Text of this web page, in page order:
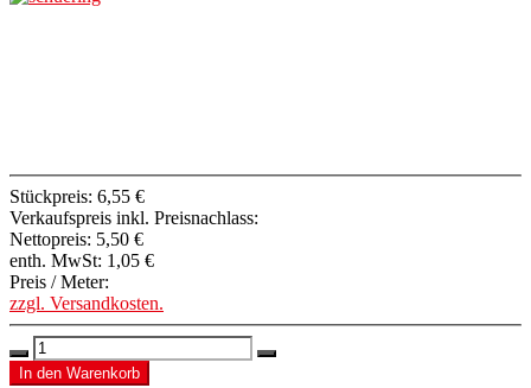
Stückpreis: 6,55 €
Verkaufspreis inkl. Preisnachlass:
Nettopreis: 5,50 €
enth. MwSt: 1,05 €
Preis / Meter:
zzgl. Versandkosten.